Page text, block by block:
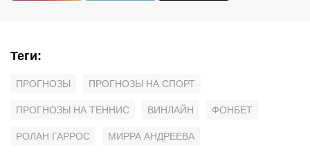
Теги:
ПРОГНОЗЫ ПРОГНОЗЫ НА СПОРТ
ПРОГНОЗЫ НА ТЕННИС ВИНЛАЙН ФОНБЕТ
РОЛАН ГАРРОС МИРРА АНДРЕЕВА